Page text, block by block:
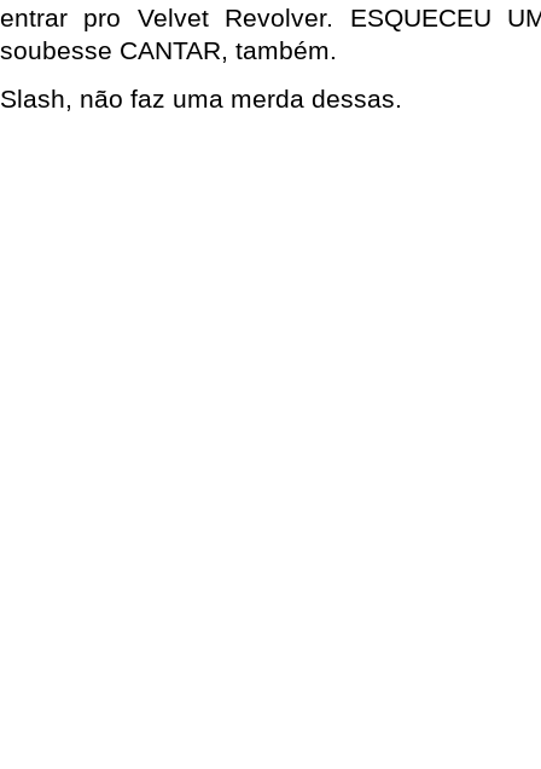
entrar pro Velvet Revolver. ESQUECEU
soubesse CANTAR, também.
Slash, não faz uma merda dessas.